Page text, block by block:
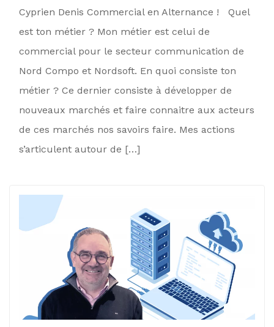
Cyprien Denis Commercial en Alternance ! Quel
est ton métier ? Mon métier est celui de
commercial pour le secteur communication de
Nord Compo et Nordsoft. En quoi consiste ton
métier ? Ce dernier consiste à développer de
nouveaux marchés et faire connaitre aux acteurs
de ces marchés nos savoirs faire. Mes actions
s’articulent autour de […]